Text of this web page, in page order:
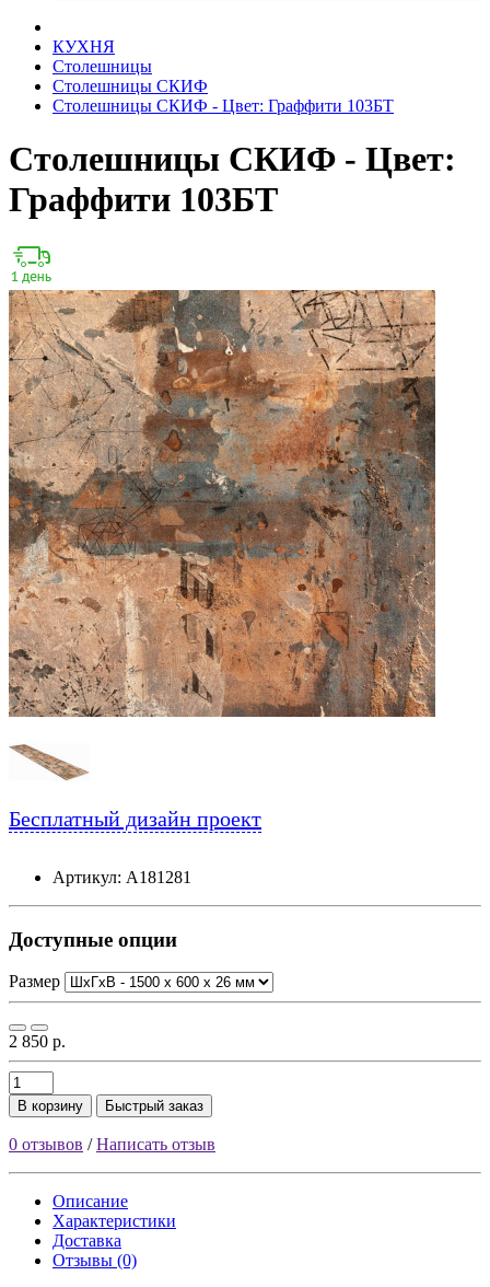
КУХНЯ
Столешницы
Столешницы СКИФ
Столешницы СКИФ - Цвет: Граффити 103БТ
Столешницы СКИФ - Цвет:
Граффити 103БТ
Бесплатный дизайн проект
Артикул: А181281
Доступные опции
Размер
2 850 р.
В корзину Быстрый заказ
0 отзывов /Написать отзыв
Описание
Характеристики
Доставка
Отзывы (0)